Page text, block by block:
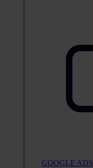
GOOGLE ADS